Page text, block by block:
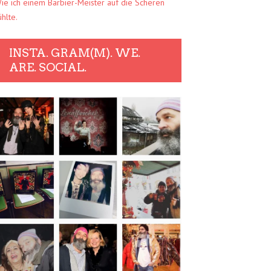
ich einem Barbier-Meister auf die Scheren
INSTA. GRAM(M). WE.
ARE. SOCIAL.